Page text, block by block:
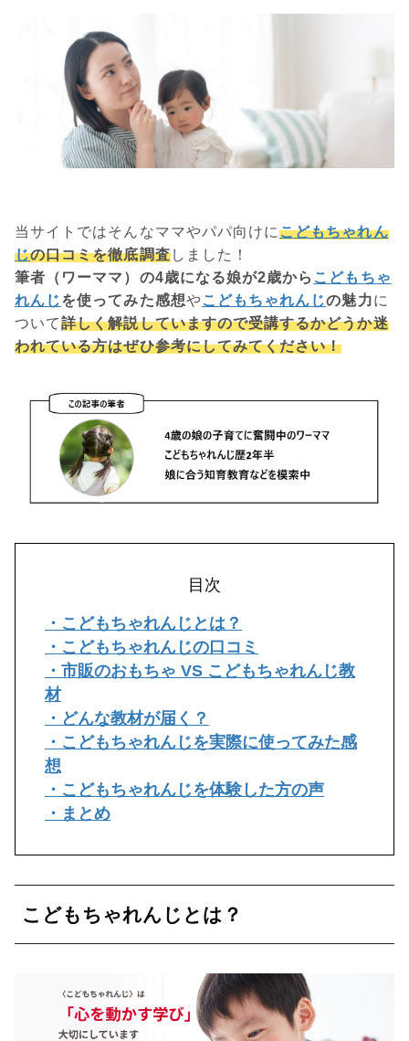
当サイトではそんなママやパパ向けにこどもちゃれん
じの口コミを徹底調査しました！
筆者（ワーママ）の4歳になる娘が2歳から こどもちゃ
れんじを使ってみた感想やこどもちゃれんじの魅力に
ついて詳しく解説していますので受講するかどうか迷
われている方はぜひ参考にしてみてください！
目次
・こどもちゃれんじとは？
・こどもちゃれんじの口コミ
・市販のおもちゃ VS こどもちゃれんじ教
材
・どんな教材が届く？
・こどもちゃれんじを実際に使ってみた感
想
・こどもちゃれんじを体験した方の声
・まとめ
こどもちゃれんじとは？